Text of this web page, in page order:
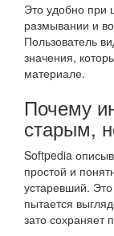
Это удобно при
размывании и
Пользователь
значения,
материале.
Почему
старым,
Softpedia
простой и
устаревший.
пытается
зато сохраняет